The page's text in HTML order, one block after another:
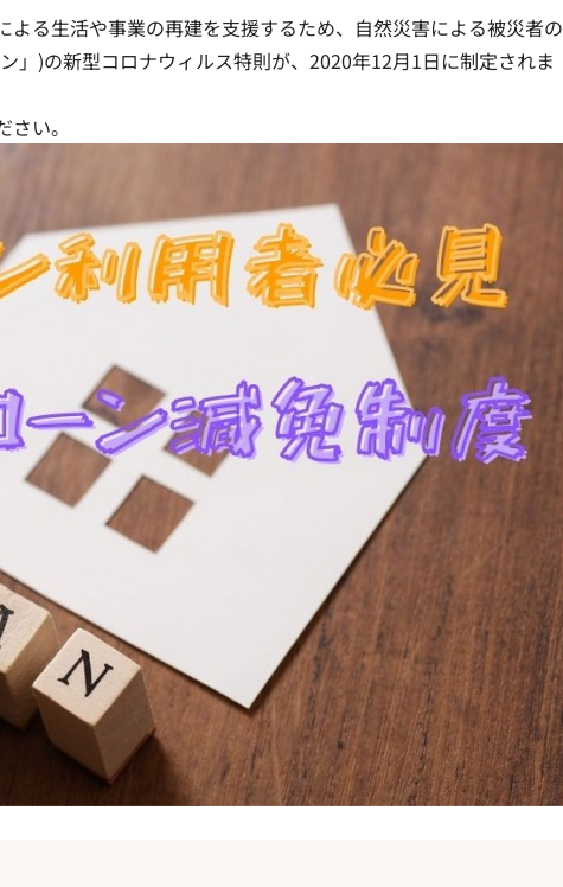
る生活や事業の再建を支援するため、自然災害による被災者の
」)の新型コロナウィルス特則が、2020年12月1日に制定されま
い。